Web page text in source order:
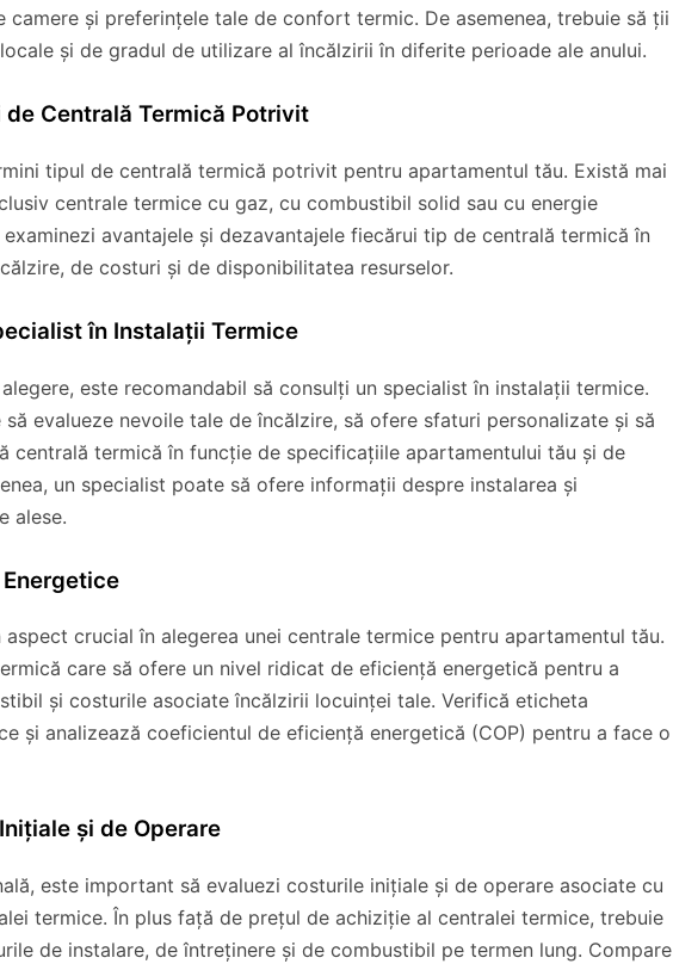
camere și preferințele tale de confort termic. De asemenea, trebuie să ții
și de gradul de utilizare al încălzirii în diferite perioade ale anului.
Centrală Termică Potrivit
tipul de centrală termică potrivit pentru apartamentul tău. Există mai
centrale termice cu gaz, cu combustibil solid sau cu energie
avantajele și dezavantajele fiecărui tip de centrală termică în
de costuri și de disponibilitatea resurselor.
în Instalații Termice
este recomandabil să consulți un specialist în instalații termice.
evalueze nevoile tale de încălzire, să ofere sfaturi personalizate și să
centrală termică în funcție de specificațiile apartamentului tău și de
un specialist poate să ofere informații despre instalarea și
alese.
crucial în alegerea unei centrale termice pentru apartamentul tău.
care să ofere un nivel ridicat de eficiență energetică pentru a
și costurile asociate încălzirii locuinței tale. Verifică eticheta
și analizează coeficientul de eficiență energetică (COP) pentru a face o
și de Operare
este important să evaluezi costurile inițiale și de operare asociate cu
termice. În plus față de prețul de achiziție al centralei termice, trebuie
de instalare, de întreținere și de combustibil pe termen lung. Compare